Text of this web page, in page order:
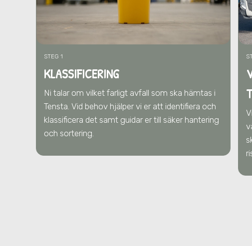
STEG 1
KLASSIFICERING
Ni talar om vilket farligt avfall som ska hämtas i
Tensta. Vid behov hjälper vi er att identifiera och
klassificera det samt guidar er till säker hantering
och sortering.